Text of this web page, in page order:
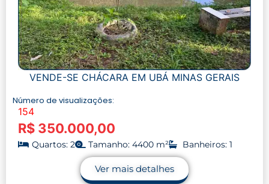
VENDE-SE CHÁCARA EM UBÁ MINAS GERAIS
Número de visualizações:
154
R$ 350.000,00
Quartos: 2 Tamanho: 4400 m² Banheiros: 1
Ver mais detalhes